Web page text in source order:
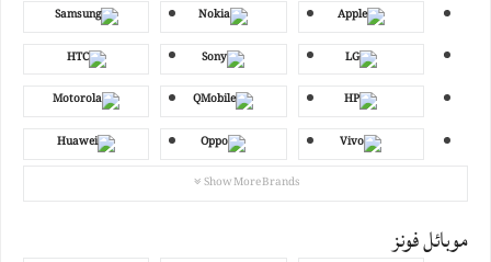
Show More Brands
موبائل فونز